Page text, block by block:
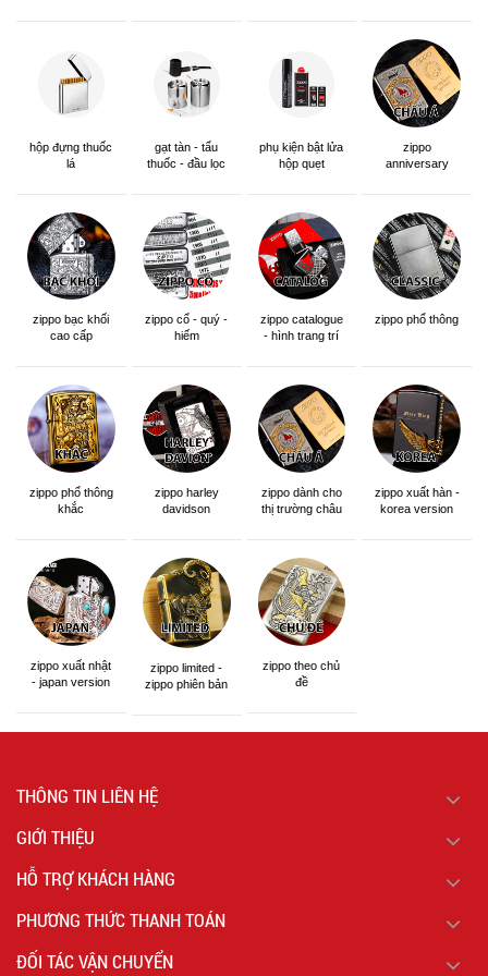
hộp đựng thuốc
lá
gạt tàn - tẩu
thuốc - đầu lọc
phụ kiện bật lửa
hộp quẹt
zippo
anniversary
zippo bạc khối
cao cấp
zippo cổ - quý -
hiếm
zippo catalogue
- hình trang trí
zippo phổ thông
zippo phổ thông
khắc
zippo harley
davidson
zippo dành cho
thị trường châu
zippo xuất hàn -
korea version
zippo xuất nhật
- japan version
zippo limited -
zippo phiên bản
zippo theo chủ
đề
THÔNG TIN LIÊN HỆ
GIỚI THIỆU
HỖ TRỢ KHÁCH HÀNG
PHƯƠNG THỨC THANH TOÁN
ĐỐI TÁC VẬN CHUYỂN